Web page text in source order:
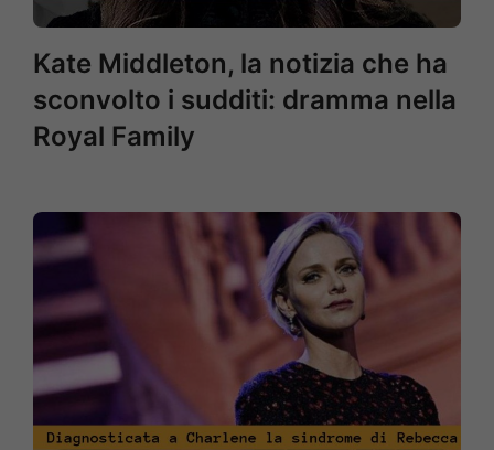
Kate Middleton, la notizia che ha
sconvolto i sudditi: dramma nella
Royal Family